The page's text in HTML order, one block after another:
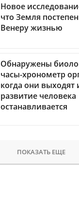
Новое
что Земля
Венеру жизнью
Обнаружены
часы-хронометр
когда они выходят
развитие человека
останавливается
ПОКАЗАТЬ ЕЩЕ